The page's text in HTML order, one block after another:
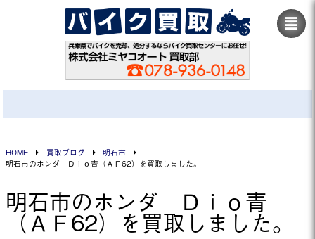
HOME 買取ブログ
明石市
明石市のホンダ Ｄｉｏ青（ＡＦ62）を買取しました。
明石市のホンダ Ｄｉｏ青
（ＡＦ62）を買取しました。